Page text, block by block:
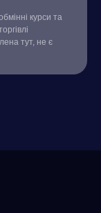
курси та
тут, не є